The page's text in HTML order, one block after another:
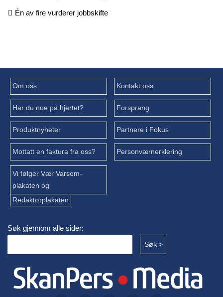
Én av fire vurderer jobbskifte
Om oss Kontakt oss
Har du noe på hjertet? Forsprang
Produktnyheter Partnere i Fokus
Mottatt en faktura fra oss? Personværnerklering
Vi følger Vær Varsom-
plakaten og
Redaktørplakaten
Søk gjennom alle sider: